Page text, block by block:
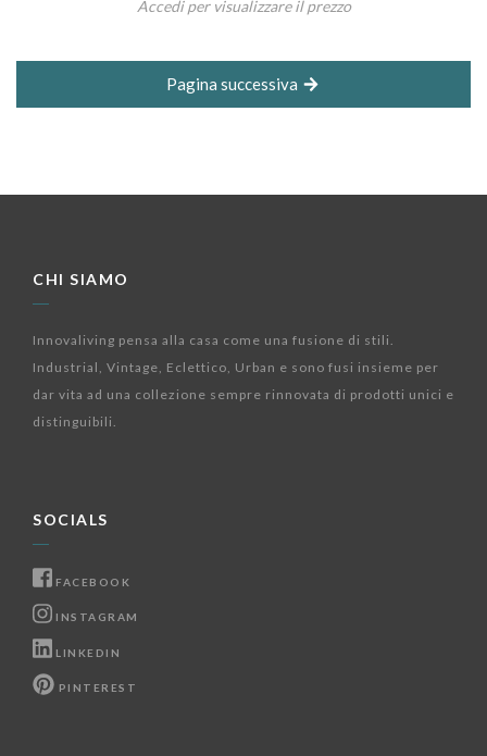
Accedi per visualizzare il prezzo
Pagina successiva
CHI SIAMO
Innovaliving pensa alla casa come una fusione di stili.
Industrial, Vintage, Eclettico, Urban e sono fusi insieme per
dar vita ad una collezione sempre rinnovata di prodotti unici e
distinguibili.
SOCIALS
FACEBOOK
INSTAGRAM
LINKEDIN
PINTEREST